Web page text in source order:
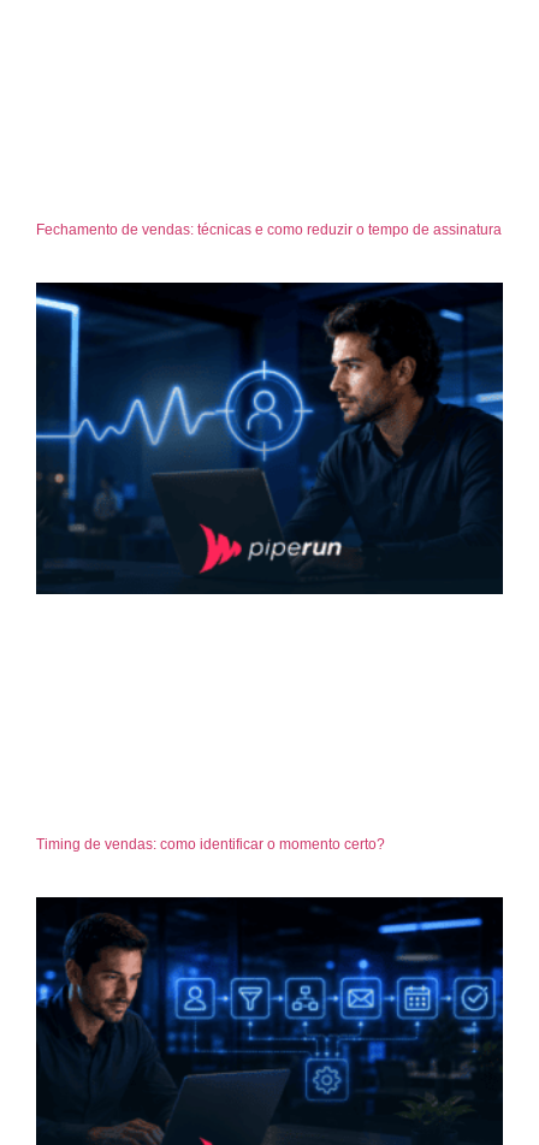
Fechamento de vendas: técnicas e como reduzir o tempo de assinatura
Timing de vendas: como identificar o momento certo?